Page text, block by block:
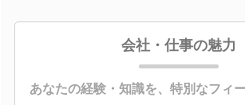
会社・仕事の魅力
あなたの経験・知識を、特別なフィ